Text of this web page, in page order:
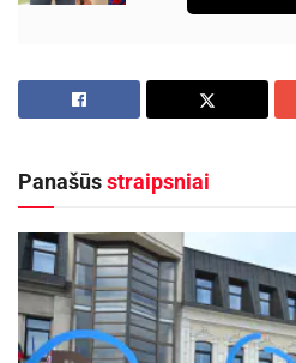
lengvosios atletikos
klubo „Žvaigždė“
pajėgiausiais šalies
Aldonos Dobregienės bei
ugdytiniai pademonstravę
aukštą meistriškumą,
spalvų medalių.
Panašūsstraipsniai